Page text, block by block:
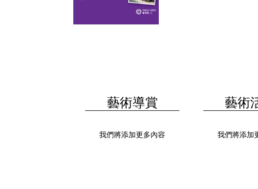
藝術導賞
我們將添加更多內容
藝術
我們將添加